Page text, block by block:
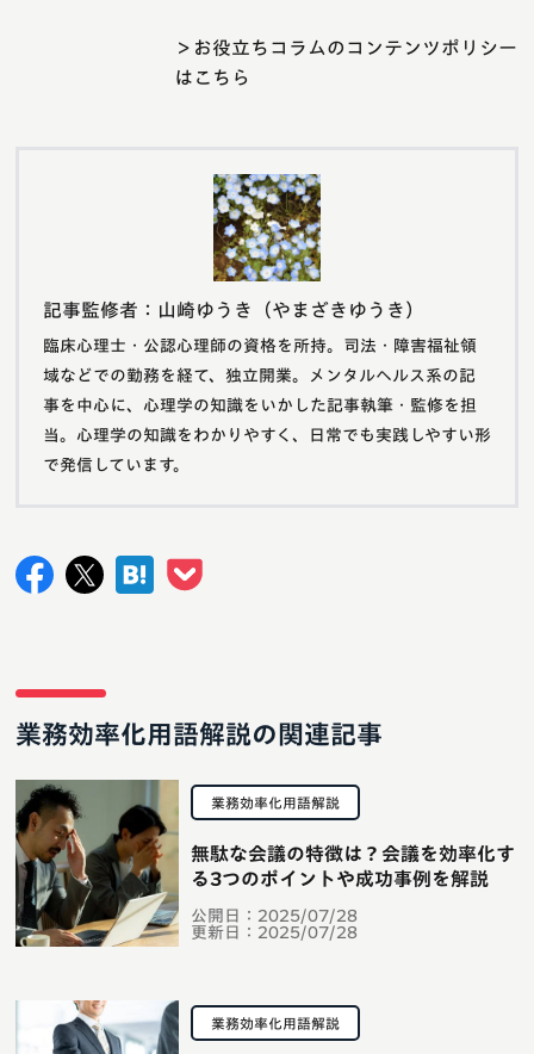
＞お役立ちコラムのコンテンツポリシー
はこちら
記事監修者：山崎ゆうき（やまざきゆうき）
臨床心理士・公認心理師の資格を所持。司法・障害福祉領
域などでの勤務を経て、独立開業。メンタルヘルス系の記
事を中心に、心理学の知識をいかした記事執筆・監修を担
当。心理学の知識をわかりやすく、日常でも実践しやすい形
で発信しています。
業務効率化用語解説の関連記事
業務効率化用語解説
公開日： 2025/07/28
更新日： 2025/07/28
無駄な会議の特徴は？会議を効率化す
る3つのポイントや成功事例を解説
業務効率化用語解説